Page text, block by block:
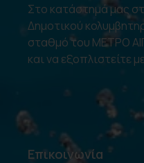
Στο κατάστημά μας
Δημοτικού
σταθμό του ΜΕΤΡΟ
και να εξοπλιστείτε
Επικοινωνία